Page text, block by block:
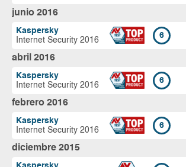
junio 2016
Kaspersky
Internet Security 2016
6
abril 2016
Kaspersky
Internet Security 2016
6
febrero 2016
Kaspersky
Internet Security 2016
6
diciembre 2015